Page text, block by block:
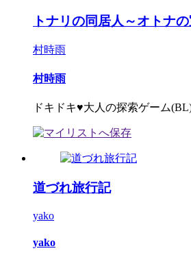
トナリの同居人～オトナ
村時雨
村時雨
ドキドキ♥大人の探索ゲーム
道づれ旅行記
yako
yako